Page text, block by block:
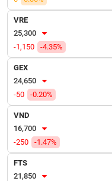
VRE
25,300
-1,150
-4.35%
GEX
24,650
-50
-0.20%
VND
16,700
-250
-1.47%
FTS
21,850
VỤ
TRUYỀN
THÔNG
TIỆN
ÍCH
BẤT
ĐỘNG